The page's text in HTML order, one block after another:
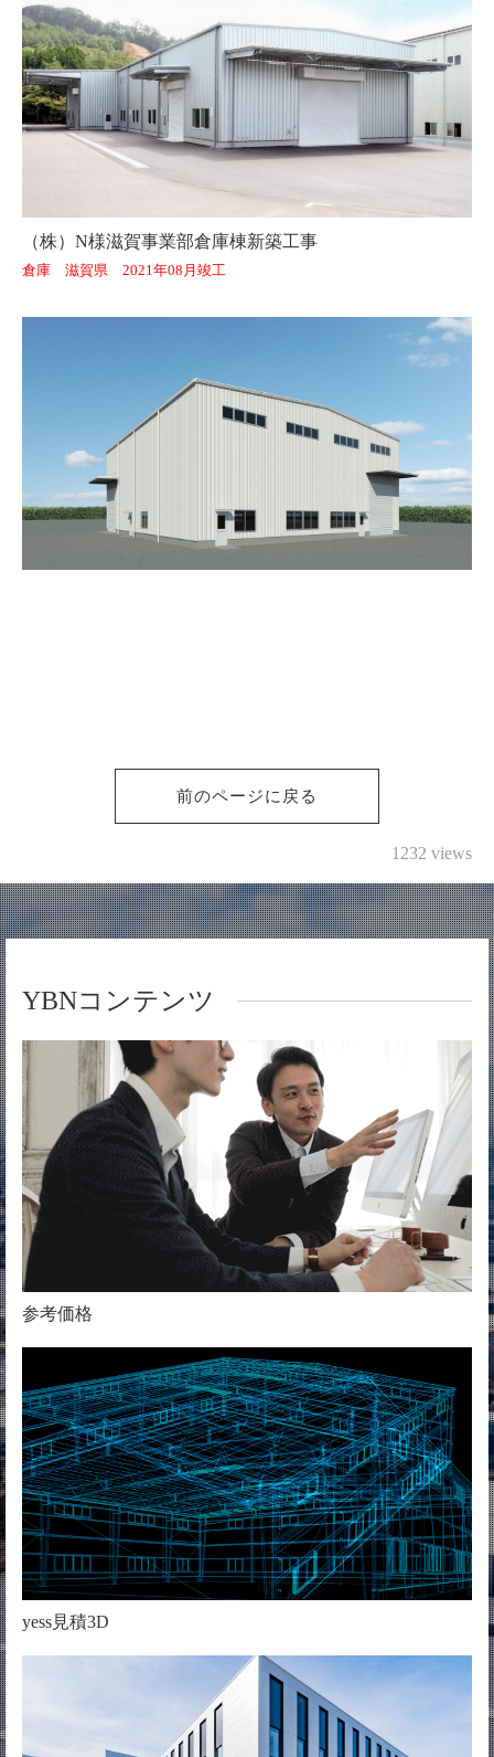
（株）N様滋賀事業部倉庫棟新築工事
倉庫 滋賀県 2021年08月竣工
前のページに戻る
1232 views
YBNコンテンツ
参考価格
yess見積3D